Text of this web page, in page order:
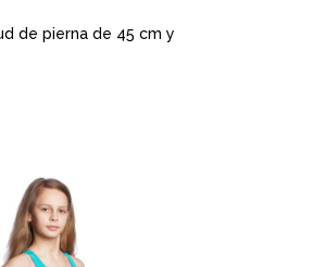
de pierna de 45 cm y